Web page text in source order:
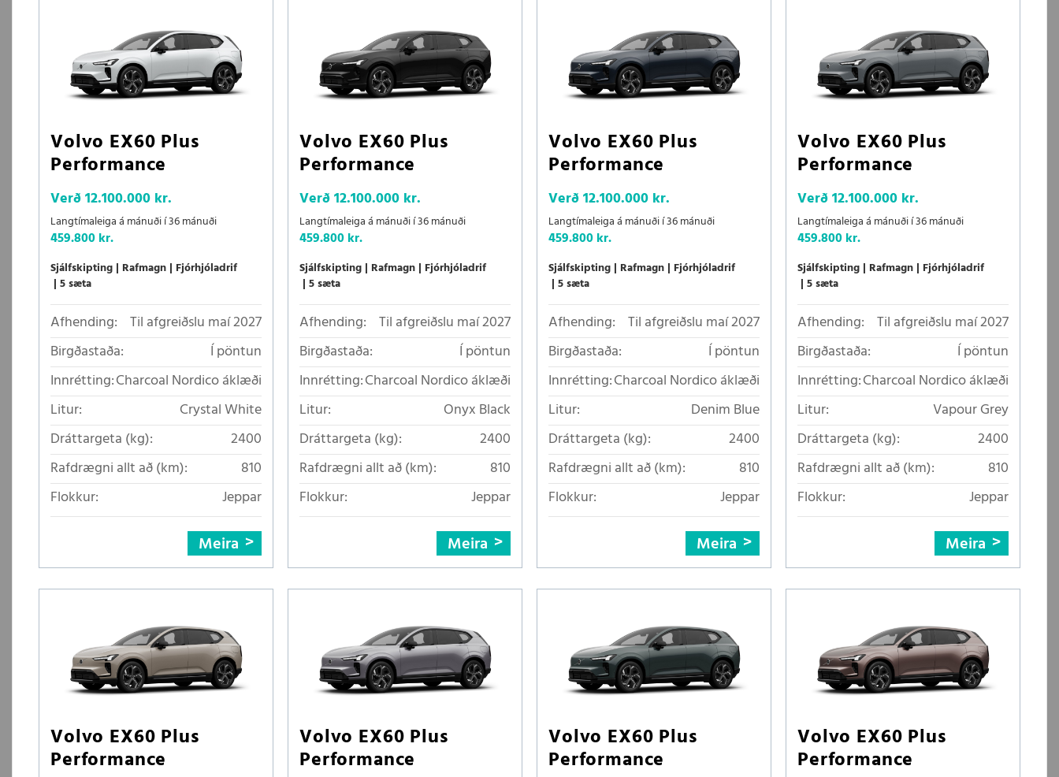
Volvo EX60 Plus
Performance
Verð12.100.000 kr.
Langtímaleiga á mánuði í 36 mánuði
459.800 kr.
Sjálfskipting Rafmagn Fjórhjóladrif
5 sæta
Afhending: Til afgreiðslu maí 2027
Birgðastaða:
Í pöntun
Innrétting:Charcoal Nordico áklæði
Litur:
Crystal White
Dráttargeta (kg):
2400
Rafdrægni allt að (km):
810
Flokkur:
Jeppar
Meira
Volvo EX60 Plus
Performance
Verð12.100.000 kr.
Langtímaleiga á mánuði í 36 mánuði
459.800 kr.
Sjálfskipting Rafmagn Fjórhjóladrif
5 sæta
Afhending: Til afgreiðslu maí 2027
Birgðastaða:
Í pöntun
Innrétting:Charcoal Nordico áklæði
Litur:
Onyx Black
Dráttargeta (kg):
2400
Rafdrægni allt að (km):
810
Flokkur:
Jeppar
Meira
Volvo EX60 Plus
Performance
Verð12.100.000 kr.
Langtímaleiga á mánuði í 36 mánuði
459.800 kr.
Sjálfskipting Rafmagn Fjórhjóladrif
5 sæta
Afhending: Til afgreiðslu maí 2027
Birgðastaða:
Í pöntun
Innrétting:Charcoal Nordico áklæði
Litur:
Denim Blue
Dráttargeta (kg):
2400
Rafdrægni allt að (km):
810
Flokkur:
Jeppar
Meira
Volvo EX60 Plus
Performance
Verð12.100.000 kr.
Langtímaleiga á mánuði í 36 mánuði
459.800 kr.
Sjálfskipting Rafmagn Fjórhjóladrif
5 sæta
Afhending: Til afgreiðslu maí 2027
Birgðastaða:
Í pöntun
Innrétting:Charcoal Nordico áklæði
Litur:
Vapour Grey
Dráttargeta (kg):
2400
Rafdrægni allt að (km):
810
Flokkur:
Jeppar
Meira
Volvo EX60 Plus
Performance
Volvo EX60 Plus
Performance
Volvo EX60 Plus
Performance
Volvo EX60 Plus
Performance